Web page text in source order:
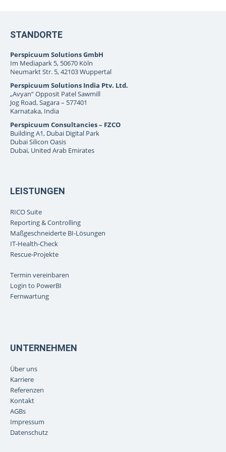
STANDORTE
Perspicuum Solutions GmbH
Im Mediapark 5, 50670 Köln
Neumarkt Str. 5, 42103 Wuppertal
Perspicuum Solutions India Ptv. Ltd.
„Avyan“ Opposit Patel Sawmill
Jog Road, Sagara – 577401
Karnataka, India
Perspicuum Consultancies – FZCO
Building A1, Dubai Digital Park
Dubai Silicon Oasis
Dubai, United Arab Emirates
LEISTUNGEN
RICO Suite
Reporting & Controlling
Maßgeschneiderte BI-Lösungen
IT-Health-Check
Rescue-Projekte
Termin vereinbaren
Login to PowerBI
Fernwartung
UNTERNEHMEN
Über uns
Karriere
Referenzen
Kontakt
AGBs
Impressum
Datenschutz